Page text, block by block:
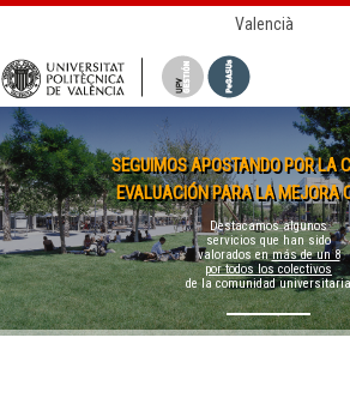
Valencià
SEGUIMOS APOSTANDO POR LA
EVALUACIÓN PARA LA MEJORA
Destacamos algunos
servicios que han sido
valorados enmás de un 8
por todos los colectivos
de la comunidad universitaria